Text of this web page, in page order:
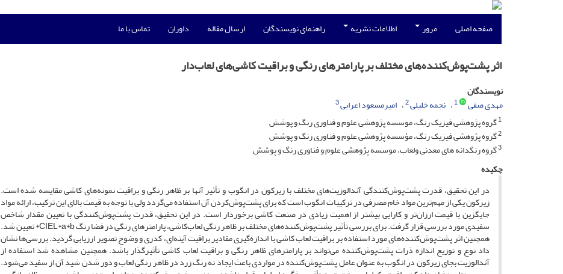
صفحه اصلی مرور اطلاعات نشریه راهنمای نویسندگان ارسال مقاله داوران تماس با ما
اثر پشت‌پوش‌کننده‌های مختلف بر پارامترهای رنگی و براقیت کاشی‌های لعاب‌دار
نویسندگان
مهدی صفی
1 نجمه خلیلی2 امیرمسعود اعرابی3
1گروه پژوهشی فیزیک رنگ، موسسه پژوهشی علوم و فناوری رنگ و پوشش
2گروه پژوهشی فیزیک رنگ، مؤسسه پژوهشی علوم و فناوری رنگ و پوشش
3گروه رنگدانه های معدنی ولعاب، موسسه پژوهشی علوم و فناوری رنگ و پوشش
چکیده
در این تحقیق، قدرت ‌پشت‌پوش‌کنندگی آندالوزیت‌‌های مختلف با زیرکون در انگوب و تأثیر آنها بر ظاهر رنگی و براقیت نمونه‌های کاشی مقایسه شده است.
زیرکون یکی از مهم‌ترین مواد خام مصرفی در ترکیبات انگوب است که برای پشت‌پوش‌کردن آن استفاده می‌گردد ولی با توجه به قیمت بالای این ترکیب، ارائه مواد
جایگزین با قیمت ارزان‌تر و کارایی بیشتر از اهمیت زیادی در صنعت کاشی برخوردار است. در این تحقیق، قدرت پشت‌پوش‌کنندگی با تعیین مقدار شاخص
سفیدی مورد بررسی قرار گرفت. برای بررسی تأثیر پشت‌پوش‌‌کننده‌های مختلف بر ظاهر رنگی لعاب‌کاشی، پارامترهای رنگی در فضا رنگ CIEL*a*b* تعیین شد.
همچنین اثر پشت‌پوش‌کننده‌های مورد استفاده بر براقیت لعاب کاشی با اندازه‌گیری مقادیر براقیت آینه‌ای، کدری و وضوح تصویر ارزیابی گردید. بررسی‌ها نشان
داد نوع و توزیع اندازه ذرات پشت‌پوش‌کننده می‌تواند بر پارامترهای ظاهر رنگی و براقیت لعاب کاشی تأثیرگذار باشد. همچنین مشاهده شد استفاده از
آندالوزیت بجای زیرکون در انگوب به عنوان عامل پشت‌پوش‌کننده در مواردی باعث ایجاد ته رنگ ‌زرد در ظاهر رنگی لعاب و دور شدن شید آن از سفید می‌شود.